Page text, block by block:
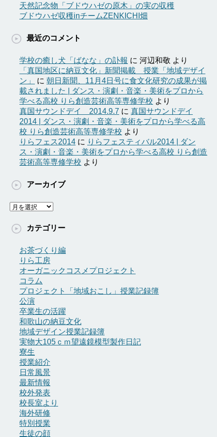
天然記念物「ブドウハゼの原木」の実の収穫
ブドウハゼ収穫inチームZENKICHI畑
最近のコメント
学校の癒し犬「ばなな」の訃報 に 河辺和敬 より
「真国地区に納豆文化」新聞掲載 授業「地域デザイ
ン」
に 朝日新聞、11月4日号に食文化研究の成果が掲
載されました | ダンス・演劇・音楽・美術をプロから
学べる高校 りら創造芸術高等専修学校 より
真国サウンドデイ 2014.9.7 に 真国サウンドデイ
2014 | ダンス・演劇・音楽・美術をプロから学べる高
校 りら創造芸術高等専修学校 より
りらフェス2014 に りらフェスティバル2014 | ダン
ス・演劇・音楽・美術をプロから学べる高校 りら創造
芸術高等専修学校 より
アーカイブ
ア
カ
カテゴリー
お茶づくり編
りら工房
オーガニックコスメプロジェクト
コラム
プロジェクト「地域おこし」授業記録簿
公演
卒業生の活躍
和歌山の納豆文化
地域デザイン授業記録簿
実物大105ｃｍ望遠鏡模型製作日記
寮生
授業紹介
日常風景
最新情報
校外発表
校長室より
海外研修
特別授業
生徒の顔